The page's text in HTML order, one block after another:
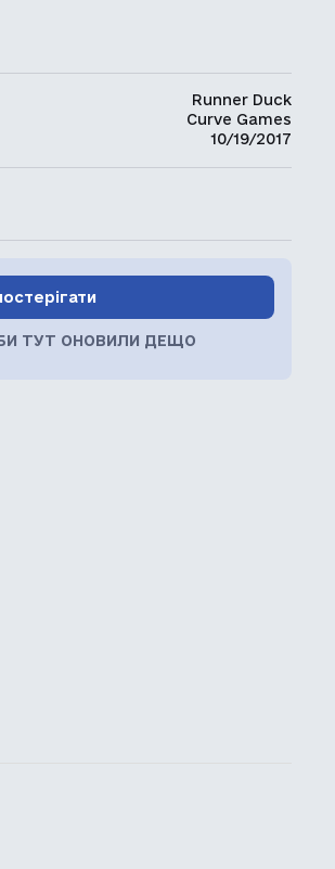
Runner Duck
Curve Games
10/19/2017
ТУТ ОНОВИЛИ ДЕЩО